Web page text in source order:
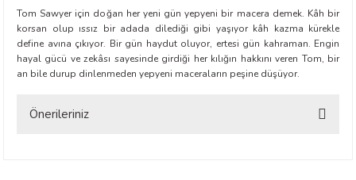
Tom Sawyer için doğan her yeni gün yepyeni bir macera demek. Kâh bir
korsan olup ıssız bir adada dilediği gibi yaşıyor kâh kazma kürekle
define avına çıkıyor. Bir gün haydut oluyor, ertesi gün kahraman. Engin
hayal gücü ve zekâsı sayesinde girdiği her kılığın hakkını veren Tom, bir
an bile durup dinlenmeden yepyeni maceraların peşine düşüyor.
Önerileriniz